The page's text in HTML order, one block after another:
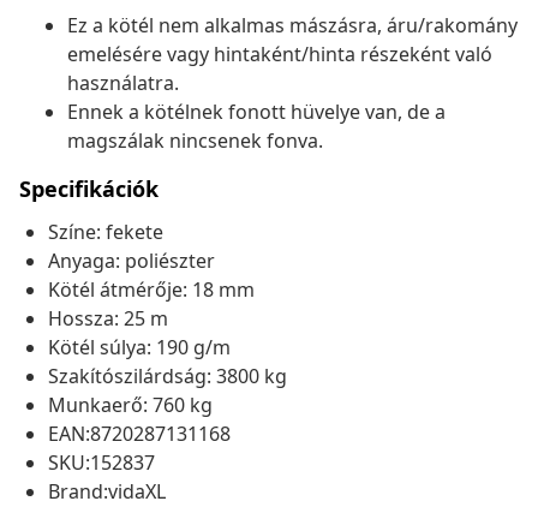
Ez a kötél nem alkalmas mászásra, áru/rakomány
emelésére vagy hintaként/hinta részeként való
használatra.
Ennek a kötélnek fonott hüvelye van, de a
magszálak nincsenek fonva.
Specifikációk
Színe: fekete
Anyaga: poliészter
Kötél átmérője: 18 mm
Hossza: 25 m
Kötél súlya: 190 g/m
Szakítószilárdság: 3800 kg
Munkaerő: 760 kg
EAN:8720287131168
SKU:152837
Brand:vidaXL